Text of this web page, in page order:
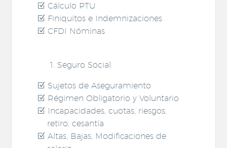
Cálculo PTU
Finiquitos e Indemnizaciones
CFDI Nóminas
Seguro Social
Sujetos de Aseguramiento
Régimen Obligatorio y Voluntario
Incapacidades, cuotas, riesgos,
retiro, cesantía
Altas, Bajas, Modificaciones de